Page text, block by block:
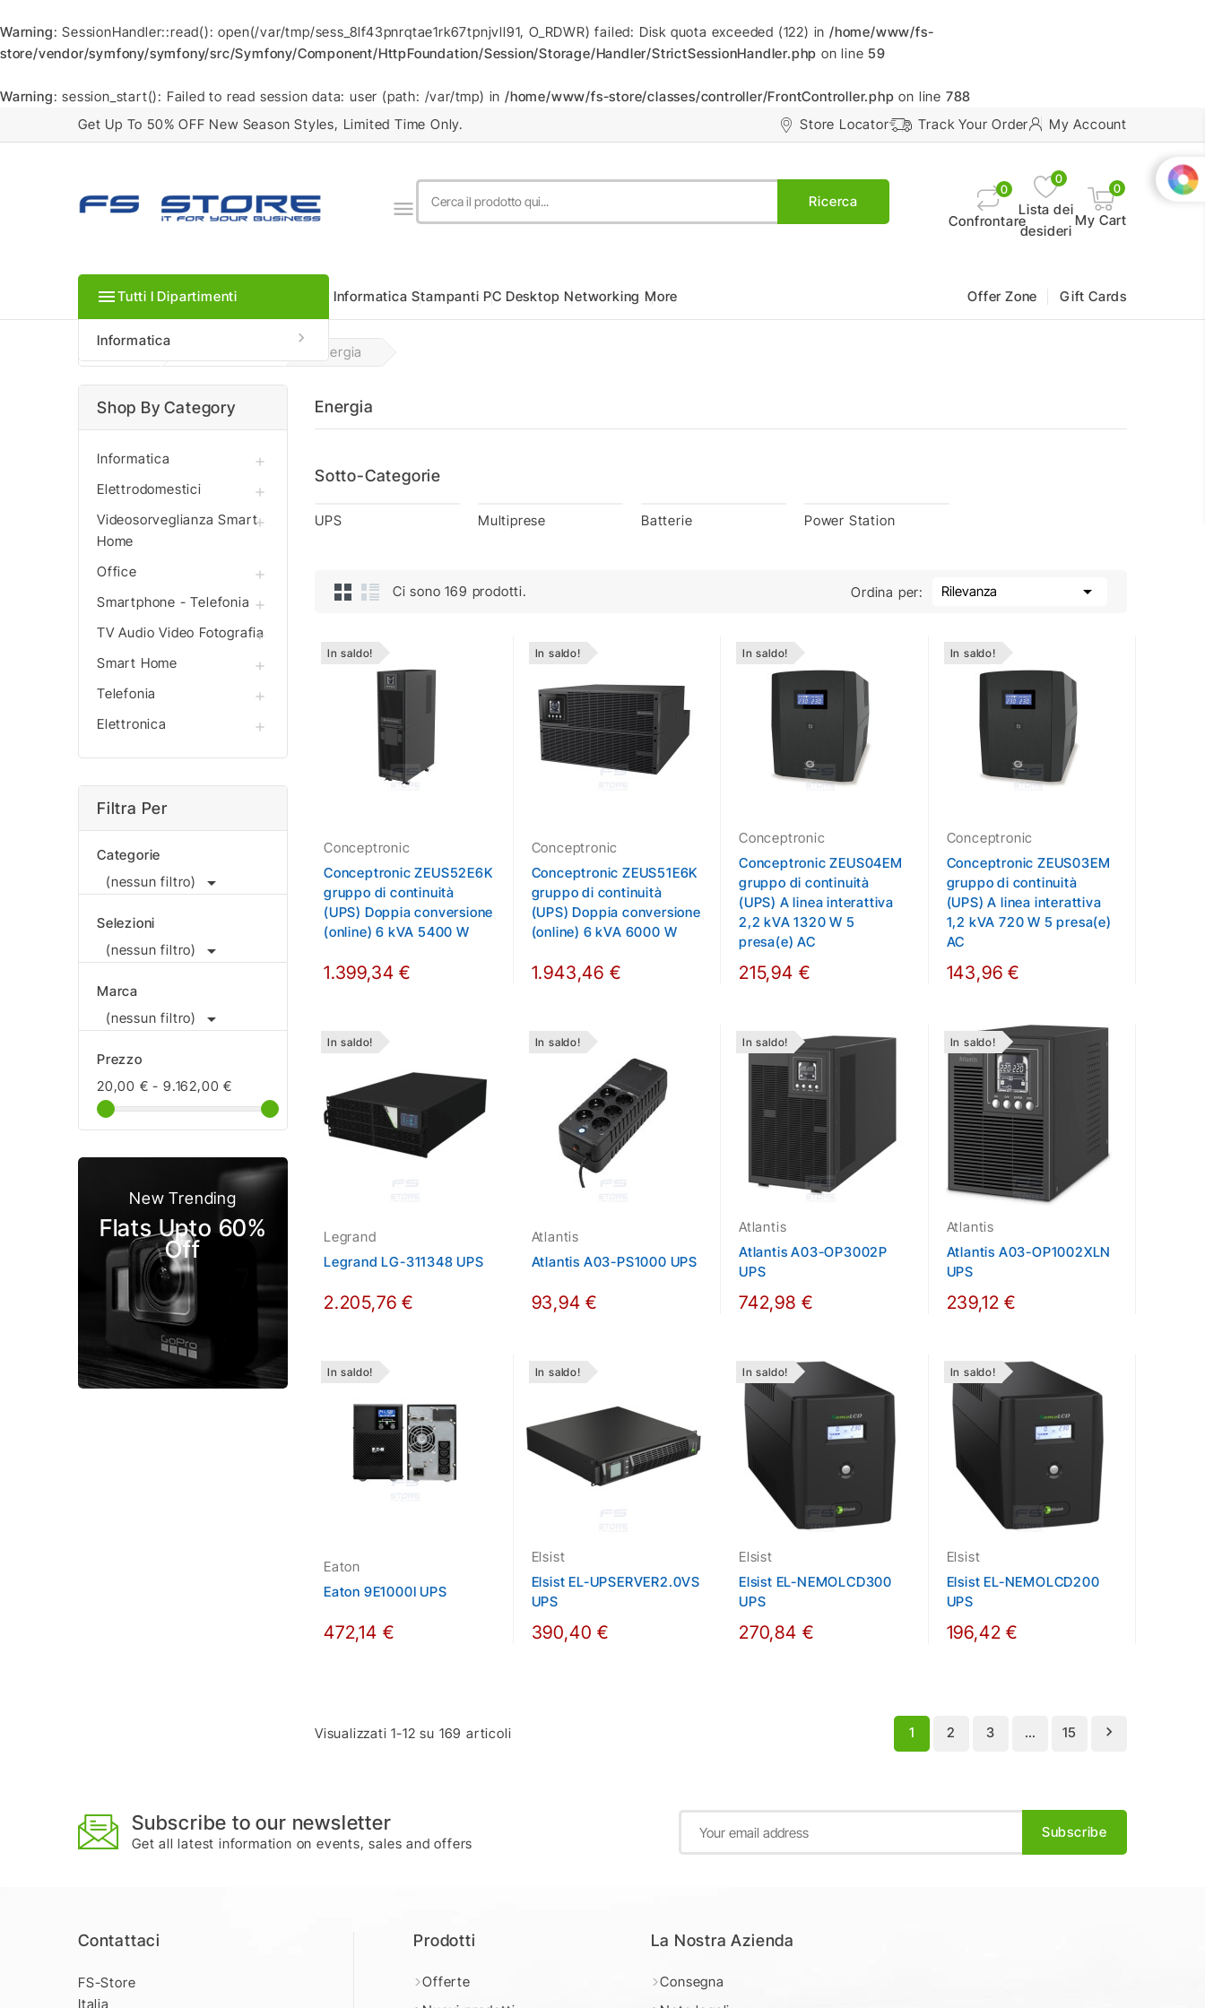
Warning: SessionHandler::read(): open(/var/tmp/sess_8lf43pnrqtae1rk67tpnjvll91, O_RDWR) failed: Disk quota exceeded (122) in/home/www/fs-
store/vendor/symfony/symfony/src/Symfony/Component/HttpFoundation/Session/Storage/Handler/StrictSessionHandler.php on line59
Warning: session_start(): Failed to read session data: user (path: /var/tmp) in/home/www/fs-store/classes/controller/FrontController.php on line 788
Get Up To 50% OFF New Season Styles, Limited Time Only.
Store Locator Track Your Order My Account

Ricerca
Confrontare
0
Lista dei
desideri
0
0
My Cart
Tutti I Dipartimenti

Informatica
Informatica Stampanti PC Desktop Networking More Offer Zone Gift Cards
Home Energia
Shop By Category
Informatica 
Elettrodomestici 
Videosorveglianza Smart
Home

Office 
Smartphone - Telefonia 
TV Audio Video Fotografia

Smart Home 
Telefonia 
Elettronica 
Filtra Per
Categorie
(nessun filtro)

Selezioni
(nessun filtro)

Marca
(nessun filtro)

Prezzo
20,00 € - 9.162,00 €
New Trending
Flats Upto 60%
Off
Energia
Sotto-Categorie
UPS Multiprese Batterie Power Station
Ci sono 169 prodotti. Ordina per: Rilevanza 
In saldo!
Conceptronic
Conceptronic ZEUS52E6K
gruppo di continuità
(UPS) Doppia conversione
(online) 6 kVA 5400 W
1.399,34 €
In saldo!
Conceptronic
Conceptronic ZEUS51E6K
gruppo di continuità
(UPS) Doppia conversione
(online) 6 kVA 6000 W
1.943,46 €
In saldo!
Conceptronic
Conceptronic ZEUS04EM
gruppo di continuità
(UPS) A linea interattiva
2,2 kVA 1320 W 5
presa(e) AC
215,94 €
In saldo!
Conceptronic
Conceptronic ZEUS03EM
gruppo di continuità
(UPS) A linea interattiva
1,2 kVA 720 W 5 presa(e)
AC
143,96 €
In saldo!
Legrand
Legrand LG-311348 UPS
2.205,76 €
In saldo!
Atlantis
Atlantis A03-PS1000 UPS
93,94 €
In saldo!
Atlantis
Atlantis A03-OP3002P
UPS
742,98 €
In saldo!
Atlantis
Atlantis A03-OP1002XLN
UPS
239,12 €
In saldo!
Eaton
Eaton 9E1000I UPS
472,14 €
In saldo!
Elsist
Elsist EL-UPSERVER2.0VS
UPS
390,40 €
In saldo!
Elsist
Elsist EL-NEMOLCD300
UPS
270,84 €
In saldo!
Elsist
Elsist EL-NEMOLCD200
UPS
196,42 €
Visualizzati 1-12 su 169 articoli 1 2 3 … 15 
Subscribe to our newsletter
Get all latest information on events, sales and offers
Contattaci
FS-Store
Italia
Prodotti
Offerte
La Nostra Azienda
Consegna